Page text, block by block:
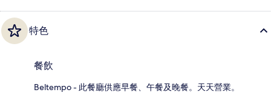
特色
餐飲
Beltempo - 此餐廳供應早餐、午餐及晚餐。天天營業。